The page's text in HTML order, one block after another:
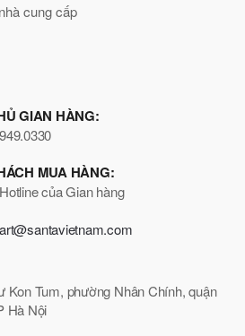
cung cấp
GIAN HÀNG:
MUA HÀNG:
của Gian hàng
Kon Tum, phường Nhân Chính, quận
Hà Nội